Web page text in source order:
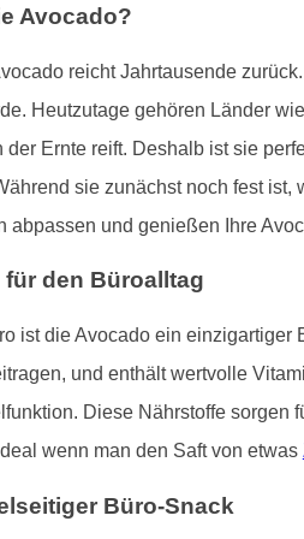
Avocado?
reicht Jahrtausende
Heutzutage gehören Länder
der Ernte reift. Deshalb ist sie
sie zunächst noch fest
abpassen und genießen Ihre
den Büroalltag
ist die Avocado ein
und enthält wertvolle
Diese Nährstoffe
wenn man den Saft von etwas
Büro-Snack